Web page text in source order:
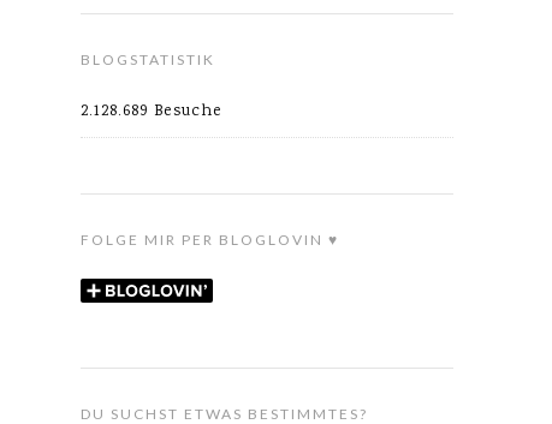
BLOGSTATISTIK
2.128.689 Besuche
FOLGE MIR PER BLOGLOVIN ♥
DU SUCHST ETWAS BESTIMMTES?